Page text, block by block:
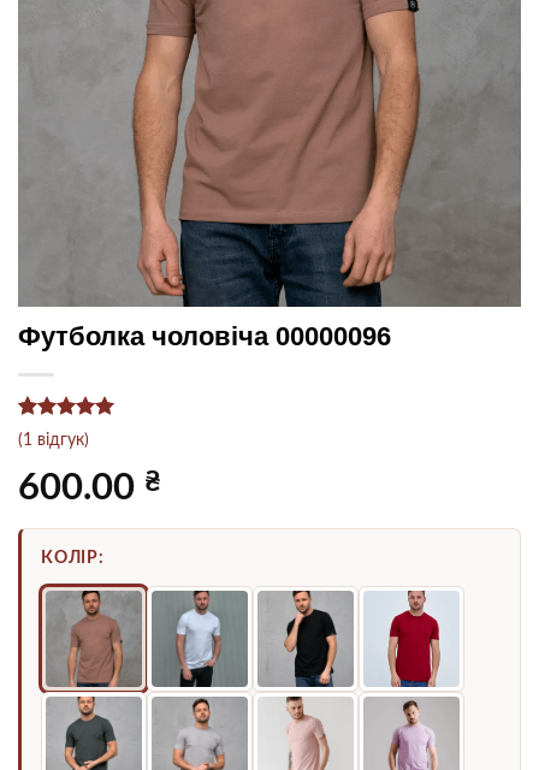
Футболка чоловіча 00000096
Рейтинг
з 5 на
основі
опитування
1
(1 відгук)
600.00 ₴
КОЛІР: